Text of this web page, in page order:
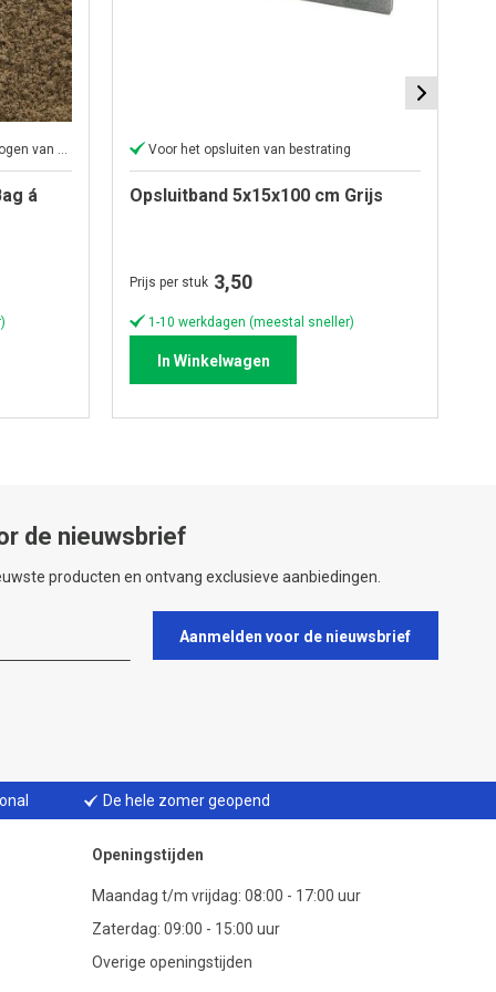
Perfect voor het aanvullen of ophogen van elk oppervlak
á
Voor het opsluiten van bestrating
Opsluitband 5x15x100 cm Grijs
Prijs per stuk 3,50
1-10 werkdagen (meestal sneller)
In Winkelwagen
de nieuwsbrief
producten en ontvang exclusieve aanbiedingen.
Aanmelden voor de nieuwsbrief
De hele zomer geopend
Openingstijden
Maandag t/m vrijdag: 08:00 - 17:00 uur
Zaterdag: 09:00 - 15:00 uur
Overige openingstijden